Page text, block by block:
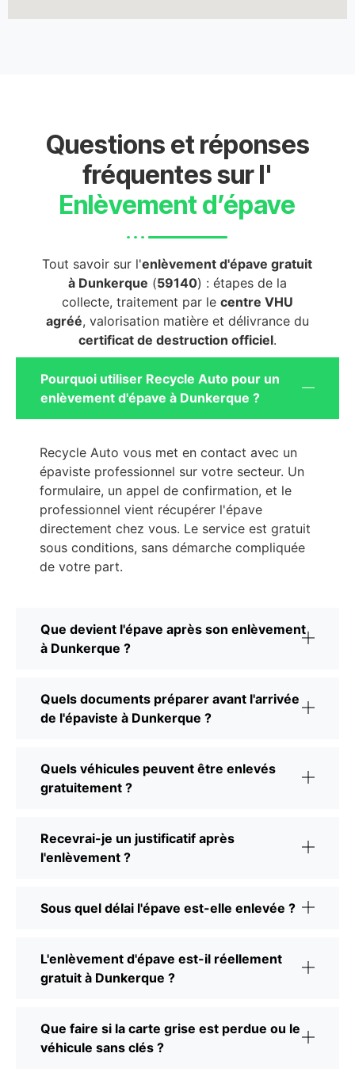
Questions et réponses
fréquentes sur l'
Enlèvement d’épave
Tout savoir sur l'enlèvement d'épave gratuit
à Dunkerque (59140) : étapes de la
collecte, traitement par le centre VHU
agréé, valorisation matière et délivrance du
certificat de destruction officiel.
Pourquoi utiliser Recycle Auto pour un
enlèvement d'épave à Dunkerque ?
Recycle Auto vous met en contact avec un
épaviste professionnel sur votre secteur. Un
formulaire, un appel de confirmation, et le
professionnel vient récupérer l'épave
directement chez vous. Le service est gratuit
sous conditions, sans démarche compliquée
de votre part.
Que devient l'épave après son enlèvement
à Dunkerque ?
Quels documents préparer avant l'arrivée
de l'épaviste à Dunkerque ?
Quels véhicules peuvent être enlevés
gratuitement ?
Recevrai-je un justificatif après
l'enlèvement ?
Sous quel délai l'épave est-elle enlevée ?
L'enlèvement d'épave est-il réellement
gratuit à Dunkerque ?
Que faire si la carte grise est perdue ou le
véhicule sans clés ?